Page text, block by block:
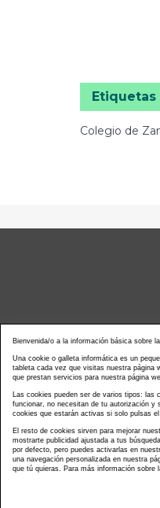
Etiquetas
Colegio de
Bienvenida/o a la información básica sobre
Una cookie o galleta informática es un
tableta cada vez que visitas nuestra página
que prestan servicios para nuestra página
Las cookies pueden ser de varios tipos: las
funcionar, no necesitan de tu autorización
cookies que estarán activas si solo pulsas
El resto de cookies sirven para mejorar
mostrarte publicidad ajustada a tus
por defecto, pero puedes activarlas en
una navegación personalizada en nuestra
que tú quieras. Para más información